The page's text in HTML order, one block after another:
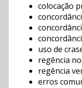
colocação
uso de
regência
regência
erros